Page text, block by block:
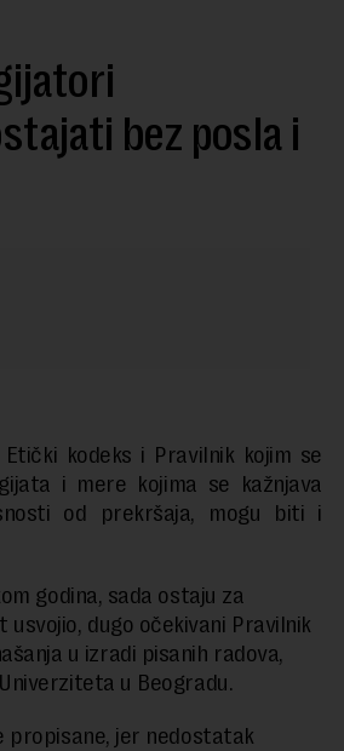
bez posla i
kodeks i Pravilnik kojim se
i mere kojima se kažnjava
od prekršaja, mogu biti i
godina, sada ostaju za
usvojio, dugo očekivani Pravilnik
u izradi pisanih radova,
u Beogradu.
propisane, jer nedostatak